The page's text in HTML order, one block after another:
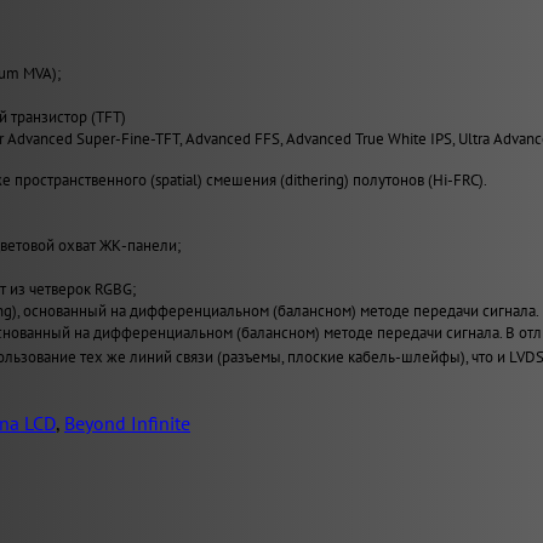
MVA);
(TFT)
Super-Fine-TFT, Advanced FFS, Advanced True White IPS, Ultra
пространственного (spatial) смешения (dithering) полутонов (Hi-FRC).
охват ЖК-панели;
четверок RGBG;
основанный на дифференциальном (балансном) методе передачи сигнала.
на дифференциальном (балансном) методе передачи сигнала. В
тех же линий связи (разъемы, плоские кабель-шлейфы), что и
LCD, Beyond Infinite